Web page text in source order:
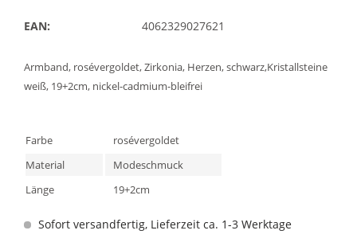
EAN: 4062329027621
Armband, rosévergoldet, Zirkonia, Herzen, schwarz,Kristallsteine
weiß, 19+2cm, nickel-cadmium-bleifrei
Farbe
rosévergoldet
Material
Modeschmuck
Länge
19+2cm
Sofort versandfertig, Lieferzeit ca. 1-3 Werktage